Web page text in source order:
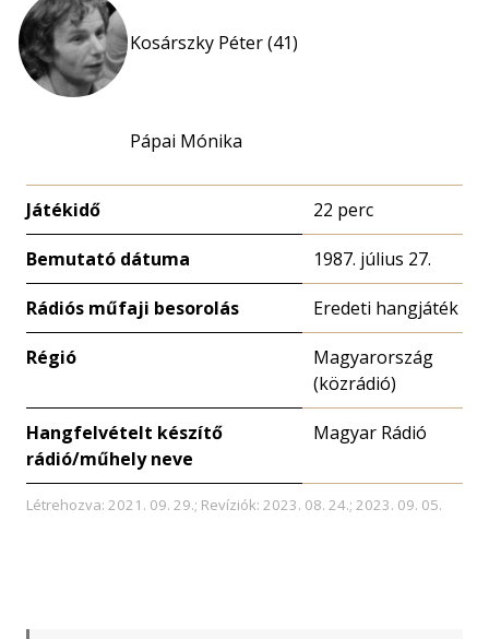
Kosárszky Péter (41)
Pápai Mónika
Játékidő 22 perc
Bemutató dátuma 1987. július 27.
Rádiós műfaji besorolás Eredeti hangjáték
Régió
Magyarország
(közrádió)
Hangfelvételt készítő
rádió/műhely neve
Magyar Rádió
Létrehozva: 2021. 09. 29.; Revíziók: 2023. 08. 24.; 2023. 09. 05.